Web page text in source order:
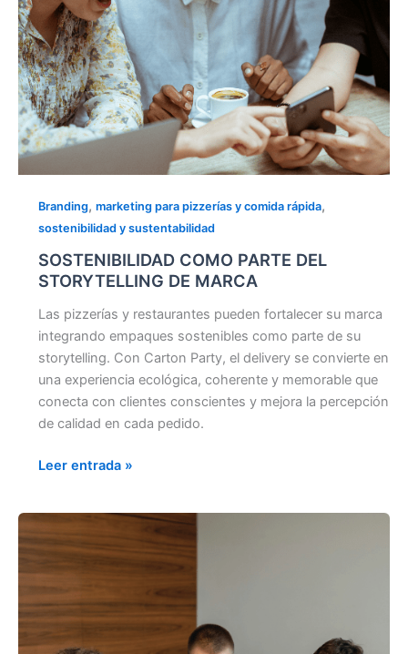
Branding, marketing para pizzerías y comida rápida,
sostenibilidad y sustentabilidad
SOSTENIBILIDAD COMO PARTE DEL
STORYTELLING DE MARCA
Las pizzerías y restaurantes pueden fortalecer su marca
integrando empaques sostenibles como parte de su
storytelling. Con Carton Party, el delivery se convierte en
una experiencia ecológica, coherente y memorable que
conecta con clientes conscientes y mejora la percepción
de calidad en cada pedido.
Leer entrada »
DÍAS
BAJOS
VENTAS:
Aprovéchalos
a